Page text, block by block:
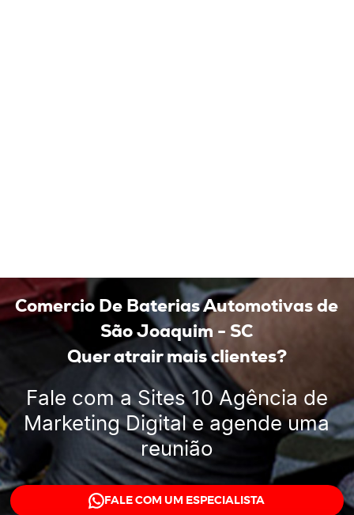
Comercio De Baterias Automotivas de
São Joaquim - SC
Quer atrair mais clientes?
Fale com aSites 10 Agência de
Marketing Digital e agende uma
reunião
FALE COM UM ESPECIALISTA